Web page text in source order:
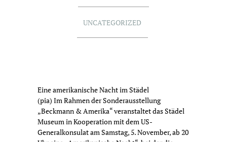
UNCATEGORIZED
Eine amerikanische Nacht im Städel
(pia) Im Rahmen der Sonderausstellung
„Beckmann & Amerika“ veranstaltet das Städel
Museum in Kooperation mit dem US-
Generalkonsulat am Samstag, 5. November, ab 20